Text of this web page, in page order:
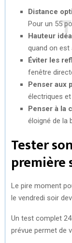
Distance
Pour un 55
Hauteur
quand on est
Éviter les
fenêtre
Penser aux
électriques et
Penser à la
éloigné de la
Tester
première
Le pire moment
le vendredi soir
Un test complet
prévue permet de